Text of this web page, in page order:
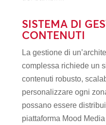
SISTEMA DI
CONTENUTI
La gestione di
complessa richiede un
contenuti robusto,
personalizzare ogni
possano essere
piattaforma Mood